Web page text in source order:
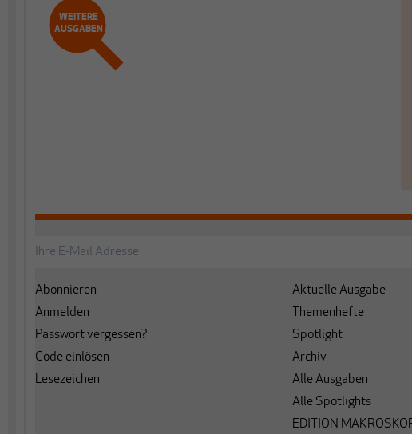
WEITERE
AUSGABEN
Abonnieren
Anmelden
Passwort vergessen?
Code einlösen
Lesezeichen
Aktuelle Ausgabe
Themenhefte
Spotlight
Archiv
Alle Ausgaben
Alle Spotlights
EDITION